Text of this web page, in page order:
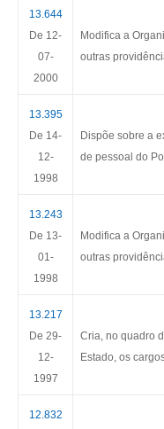
13.644
De 12-
07-
2000
Modifica a
outras
13.395
De 14-
12-
1998
Dispõe sobre a
de pessoal do
13.243
De 13-
01-
1998
Modifica a
outras
13.217
De 29-
12-
1997
Cria, no quadro
Estado, os
12.832